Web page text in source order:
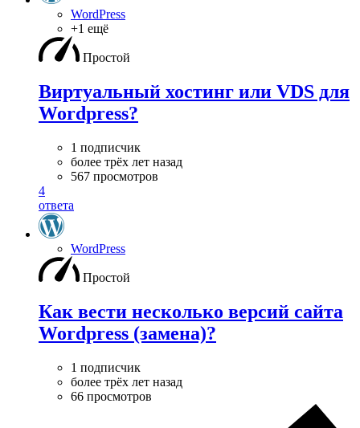
WordPress
+1 ещё
Простой
Виртуальный хостинг или VDS для
Wordpress?
1 подписчик
более трёх лет назад
567 просмотров
4
ответа
WordPress
Простой
Как вести несколько версий сайта
Wordpress (замена)?
1 подписчик
более трёх лет назад
66 просмотров